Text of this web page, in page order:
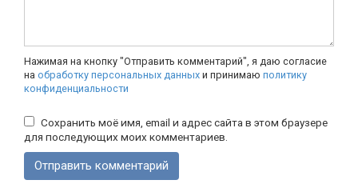
Нажимая на кнопку "Отправить комментарий", я даю согласие
на обработку персональных данных и принимаю политику
конфиденциальности
Сохранить моё имя, email и адрес сайта в этом браузере
для последующих моих комментариев.